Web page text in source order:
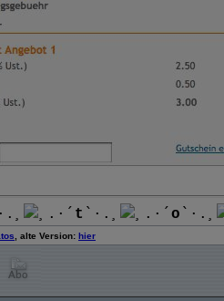
¸.·´ t `·.¸ ¸.·´ o `·.¸
, alte Version: hier